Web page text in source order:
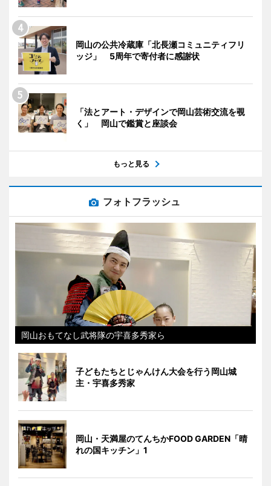
岡山の公共冷蔵庫「北長瀬コミュニティフリ
ッジ」 5周年で寄付者に感謝状
「法とアート・デザインで岡山芸術交流を覗
く」 岡山で鑑賞と座談会
もっと見る
フォトフラッシュ
岡山おもてなし武将隊の宇喜多秀家ら
子どもたちとじゃんけん大会を行う岡山城
主・宇喜多秀家
岡山・天満屋のてんちかFOOD GARDEN「晴
れの国キッチン」1